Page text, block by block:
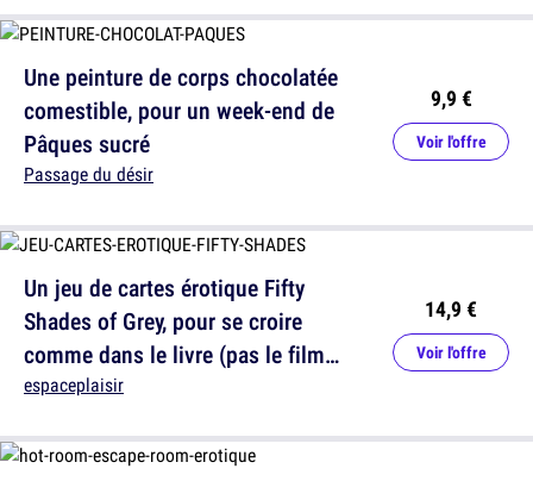
Un jeu de cartes érotique Fifty
Shades of Grey, pour se croire
comme dans le livre (pas le film
pourri)
espaceplaisir
14,9 €
Voir l'offre
Une peinture de corps chocolatée
comestible, pour un week-end de
Pâques sucré
Passage du désir
9,9 €
Voir l'offre